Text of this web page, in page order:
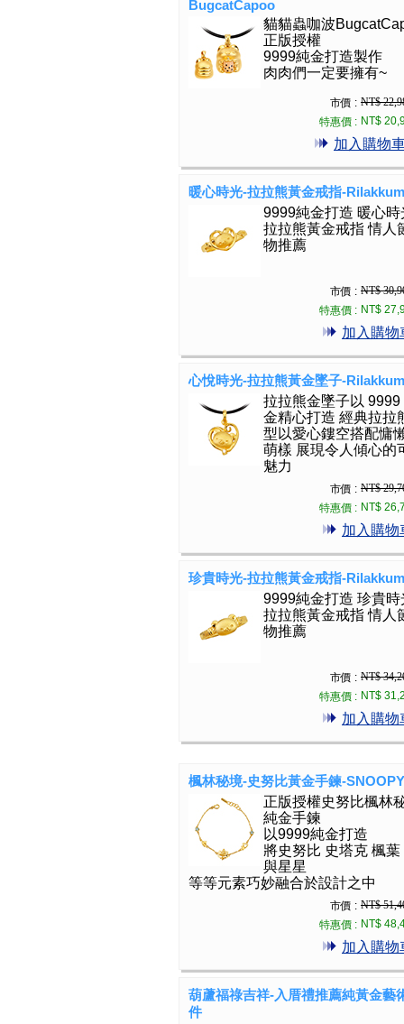
BugcatCapoo
貓貓蟲咖波
正版授權
9999純金打造製作
肉肉們一定要擁有~
市價 : NT$
特惠價 : NT$
加入購物
暖心時光-拉拉熊黃金戒指-
9999純金打造 暖心時
拉拉熊黃金戒指 情人
物推薦
市價 : NT$
特惠價 : NT$
加入購物
心悅時光-拉拉熊黃金墜子-
拉拉熊金墜子以 9999
金精心打造 經典拉拉
型以愛心鏤空搭配慵
萌樣 展現令人傾心的
魅力
市價 : NT$
特惠價 : NT$
加入購物
珍貴時光-拉拉熊黃金戒指-
9999純金打造 珍貴時
拉拉熊黃金戒指 情人
物推薦
市價 : NT$
特惠價 : NT$
加入購物
楓林秘境-史努比黃金手鍊-SNOOPY
正版授權史努比楓林
純金手鍊
以9999純金打造
將史努比 史塔克 楓葉
與星星
等等元素巧妙融合於設計之中
市價 : NT$
特惠價 : NT$
加入購物
葫蘆福祿吉祥-入厝禮推薦純黃金藝
件